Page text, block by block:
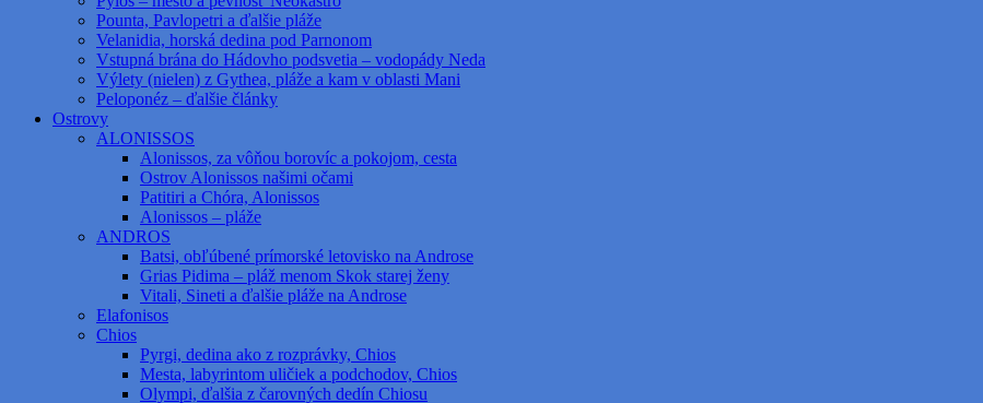
Pounta, Pavlopetri a ďalšie pláže
Velanidia, horská dedina pod Parnonom
Vstupná brána do Hádovho podsvetia – vodopády Neda
Výlety (nielen) z Gythea, pláže a kam v oblasti Mani
Peloponéz – ďalšie články
Ostrovy
ALONISSOS
Alonissos, za vôňou borovíc a pokojom, cesta
Ostrov Alonissos našimi očami
Patitiri a Chóra, Alonissos
Alonissos – pláže
ANDROS
Batsi, obľúbené prímorské letovisko na Androse
Grias Pidima – pláž menom Skok starej ženy
Vitali, Sineti a ďalšie pláže na Androse
Elafonisos
Chios
Pyrgi, dedina ako z rozprávky, Chios
Mesta, labyrintom uličiek a podchodov, Chios
Olympi, ďalšia z čarovných dedín Chiosu